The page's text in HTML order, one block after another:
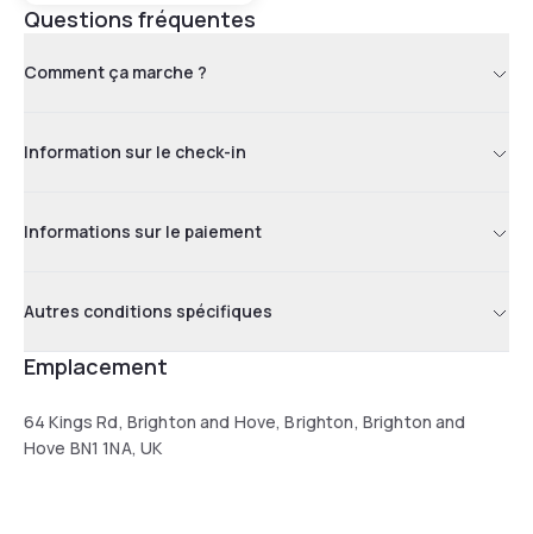
Questions fréquentes
Comment ça marche ?
Information sur le check-in
Informations sur le paiement
Autres conditions spécifiques
Emplacement
64 Kings Rd, Brighton and Hove, Brighton, Brighton and
Hove BN1 1NA, UK